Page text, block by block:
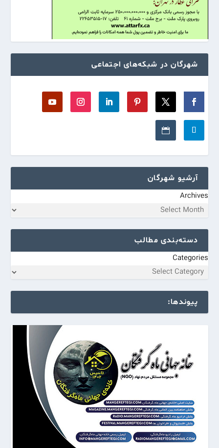
شهرگان در شبکه‌های اجتماعی
آرشیو شهرگان
Archives
دسته‌بندی مطالب
Categories
پیوندها: